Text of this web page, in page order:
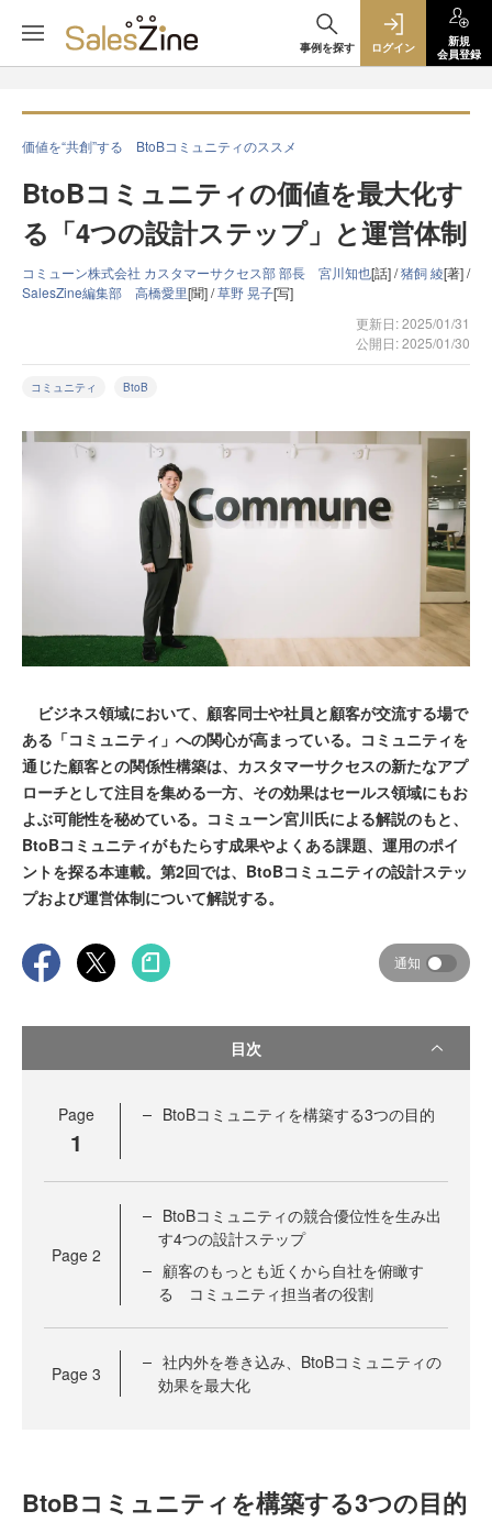
事例を探す ログイン
新規
会員登録
価値を“共創”する BtoBコミュニティのススメ
BtoBコミュニティの価値を最大化す
る「4つの設計ステップ」と運営体制
コミューン株式会社 カスタマーサクセス部 部長 宮川知也[話] /猪飼 綾[著] /
SalesZine編集部 高橋愛里[聞] /草野 晃子[写]
更新日: 2025/01/31
公開日: 2025/01/30
コミュニティ BtoB
ビジネス領域において、顧客同士や社員と顧客が交流する場で
ある「コミュニティ」への関心が高まっている。コミュニティを
通じた顧客との関係性構築は、カスタマーサクセスの新たなアプ
ローチとして注目を集める一方、その効果はセールス領域にもお
よぶ可能性を秘めている。コミューン宮川氏による解説のもと、
BtoBコミュニティがもたらす成果やよくある課題、運用のポイ
ントを探る本連載。第2回では、BtoBコミュニティの設計ステッ
プおよび運営体制について解説する。
通知
目次
Page
1
BtoBコミュニティを構築する3つの目的
Page 2
BtoBコミュニティの競合優位性を生み出
す4つの設計ステップ
顧客のもっとも近くから自社を俯瞰す
る コミュニティ担当者の役割
Page 3
社内外を巻き込み、BtoBコミュニティの
効果を最大化
BtoBコミュニティを構築する3つの目的